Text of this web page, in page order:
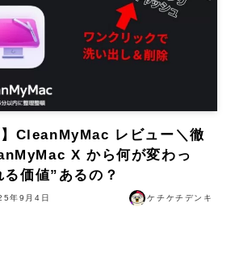
】CleanMyMac レビュー＼徹
X から何が変わっ
価値”あるの？
年9月4日 ケチケチデンキ